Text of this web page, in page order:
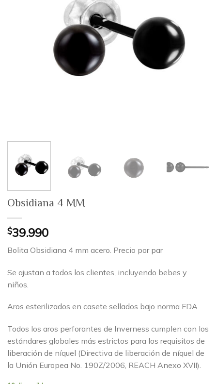
Obsidiana 4 MM
$39.990
Bolita Obsidiana 4 mm acero. Precio por par
Se ajustan a todos los clientes, incluyendo bebes y
niños.
Aros esterilizados en casete sellados bajo norma FDA.
Todos los aros perforantes de Inverness cumplen con los
estándares globales más estrictos para los requisitos de
liberación de níquel (Directiva de liberación de níquel de
la Unión Europea No. 190Z/2006, REACH Anexo XVII).